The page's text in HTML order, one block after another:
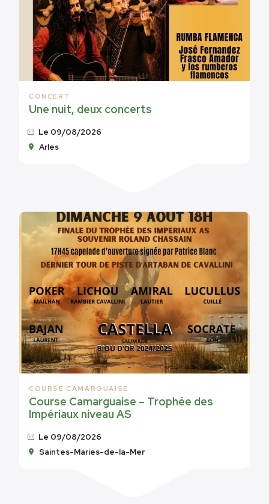
CONCERT
Une nuit, deux concerts
Le 09/08/2026
Arles
COURSE CAMARGUAISE
Course Camarguaise – Trophée des
Impériaux niveau AS
Le 09/08/2026
Saintes-Maries-de-la-Mer